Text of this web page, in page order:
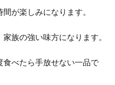
が楽しみになります。
族の強い味方になります。
べたら手放せない一品で